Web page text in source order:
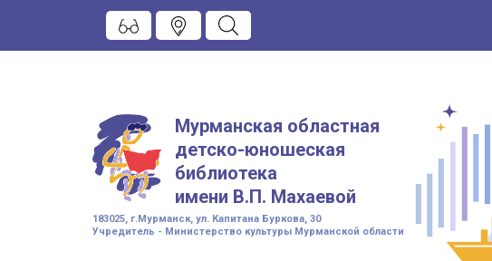
Мурманская областная
детско-юношеская
библиотека
имени В.П. Махаевой
183025, г.Мурманск, ул. Капитана Буркова, 30
Учредитель - Министерство культуры Мурманской области